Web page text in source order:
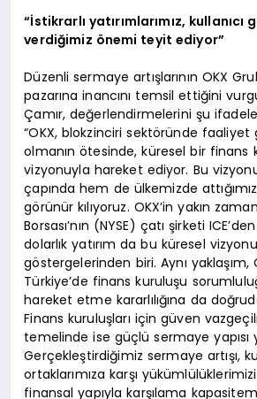
“İstikrarlı yatırımlarımız, kullanıcı
verdiğimiz önemi teyit ediyor”
Düzenli sermaye artışlarının OKX
pazarına inancını temsil ettiğini
Çamır, değerlendirmelerini şu
“OKX, blokzinciri sektöründe
olmanın ötesinde, küresel bir finans
vizyonuyla hareket ediyor. Bu
çapında hem de ülkemizde
görünür kılıyoruz. OKX’in yakın
Borsası’nın (NYSE) çatı şirketi
dolarlık yatırım da bu küresel
göstergelerinden biri. Aynı yaklaşım,
Türkiye’de finans kuruluşu
hareket etme kararlılığına da
Finans kuruluşları için güven
temelinde ise güçlü sermaye yapısı
Gerçekleştirdiğimiz sermaye artışı,
ortaklarımıza karşı
finansal yapıyla karşılama